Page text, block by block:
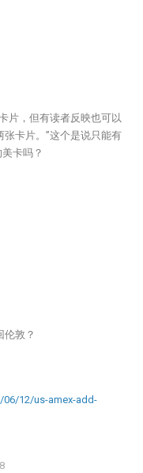
片，但有读者反映也可以
卡片。”这个是说只能有
卡吗？
伦敦？
06/12/us-amex-add-